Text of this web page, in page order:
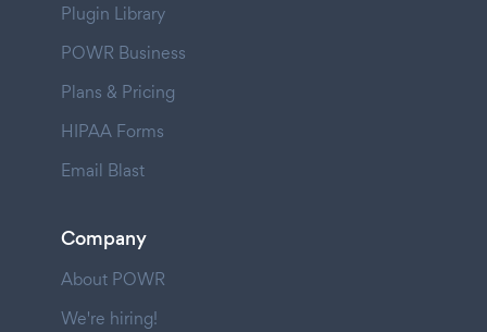
Plugin Library
POWR Business
Plans & Pricing
HIPAA Forms
Email Blast
Company
About POWR
We're hiring!